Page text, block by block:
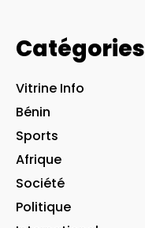
Catégories
Vitrine Info
Bénin
Sports
Afrique
Société
Politique